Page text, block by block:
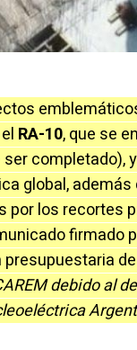
RA-10, que se
global,
por los recortes
firmado
debido al